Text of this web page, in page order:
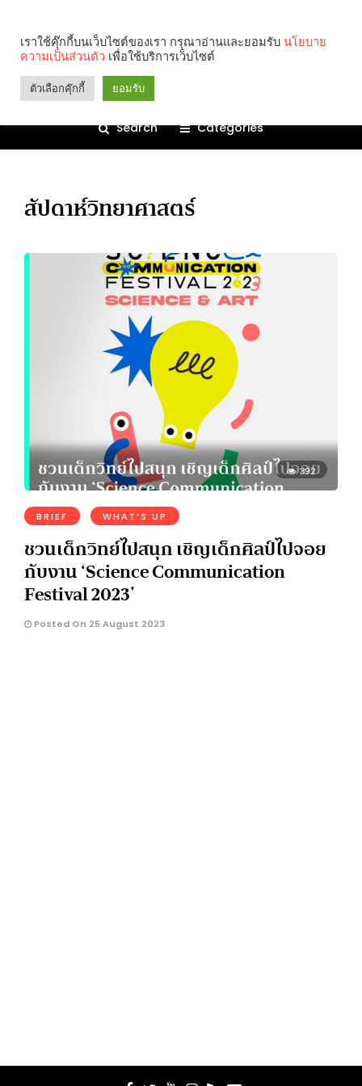
Search Categories
สัปดาห์วิทยาศาสตร์
392
BRIEF WHAT’S UP
ชวนเด็กวิทย์ไปสนุก เชิญเด็กศิลป์ไปจอย
กับงาน ‘Science Communication
Festival 2023’
Posted On 25 August 2023
เราใช้คุ๊กกี้บนเว็บไซต์ของเรา กรุณาอ่านและยอมรับ นโยบาย
ความเป็นส่วนตัว เพื่อใช้บริการเว็บไซต์
ตัวเลือกคุ๊กกี้ ยอมรับ